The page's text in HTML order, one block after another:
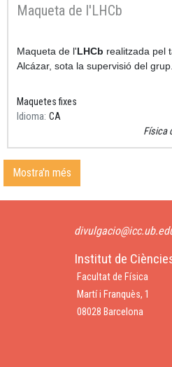
Maqueta de l'LHCb
Resum
Maqueta de l'LHCb realitzada pel
Alcázar, sota la supervisió del grup.
Maquetes fixes
Idioma CA
Física
Mostra'n més
Institut de
Facultat de Física
Martí i Franquès, 1
08028 Barcelona